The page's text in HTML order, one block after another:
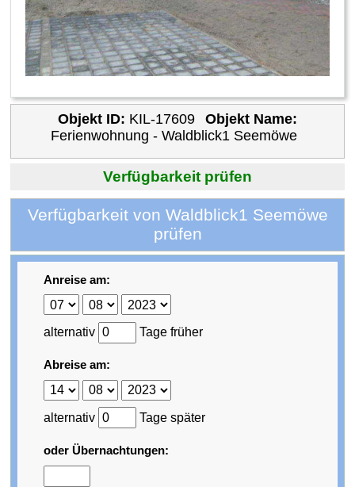
Objekt ID: KIL-17609
Objekt Name:
Ferienwohnung - Waldblick1 Seemöwe
Verfügbarkeit prüfen
Verfügbarkeit von Waldblick1 Seemöwe
prüfen
Anreise am:
alternativ Tage früher
Abreise am:
alternativ Tage später
oder Übernachtungen: